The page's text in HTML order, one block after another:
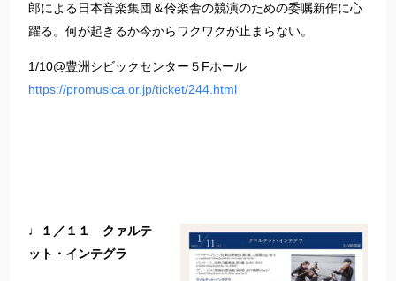
郎による日本音楽集団＆伶楽舎の競演のための委嘱新作に心
躍る。何が起きるか今からワクワクが止まらない。
1/10@豊洲シビックセンター５Fホール
https://promusica.or.jp/ticket/244.html
♩１／１１ クァルテ
ット・インテグラ